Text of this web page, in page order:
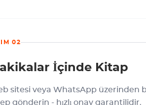
02
İçinde Kitap
sitesi veya WhatsApp üzerinden
gönderin - hızlı onay garantilidir.